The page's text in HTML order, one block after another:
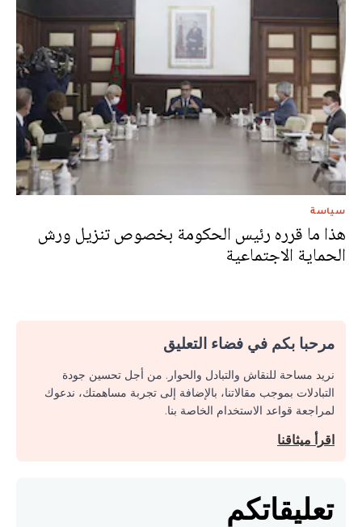
سياسة
هذا ما قرره رئيس الحكومة بخصوص تنزيل ورش
الحماية الاجتماعية
مرحبا بكم في فضاء التعليق
نريد مساحة للنقاش والتبادل والحوار. من أجل تحسين جودة
التبادلات بموجب مقالاتنا، بالإضافة إلى تجربة مساهمتك، ندعوك
لمراجعة قواعد الاستخدام الخاصة بنا.
اقرأ ميثاقنا
تعليقاتكم